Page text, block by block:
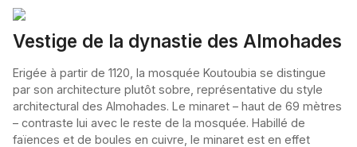
Vestige de la dynastie des Almohades
Erigée à partir de 1120, la mosquée Koutoubia se distingue
par son architecture plutôt sobre, représentative du style
architectural des Almohades. Le minaret – haut de 69 mètres
– contraste lui avec le reste de la mosquée. Habillé de
faïences et de boules en cuivre, le minaret est en effet